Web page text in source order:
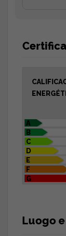
A
B
C
D
E
F
G
Luogo